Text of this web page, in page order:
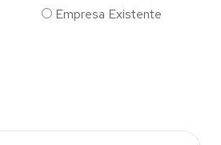
Empresa Existente